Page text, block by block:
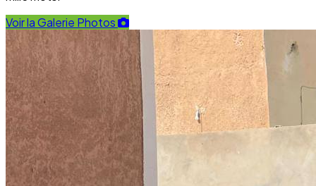
Voir la Galerie Photos